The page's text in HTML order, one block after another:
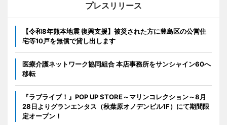
プレスリリース
【令和8年熊本地震 復興支援】被災された方に豊島区の公営住
宅等10戸を無償で貸し出します
医療介護ネットワーク協同組合 本店事務所をサンシャイン60へ
移転
『ラブライブ！』POP UP STORE～マリンコレクション～8月
28日よりグランエンタス（秋葉原オノデンビル1F）にて期間限
定オープン！